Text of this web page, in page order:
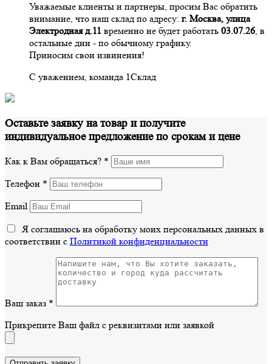
Уважаемые клиенты и партнеры, просим Вас обратить
внимание, что наш склад по адресу: г. Москва, улица
Электродная д.11 временно не будет работать 03.07.26, в
остальные дни - по обычному графику.
Приносим свои извинения!
С уважением, команда 1Склад
Оставьте заявку на товар и получите
индивидуальное предложение по срокам и цене
Как к Вам обращаться? *
Телефон *
Email
Я соглашаюсь на обработку моих персональных данных в
соответствии с Политикой конфиденциальности
Ваш заказ *
Прикрепите Ваш файл с реквизитами или заявкой